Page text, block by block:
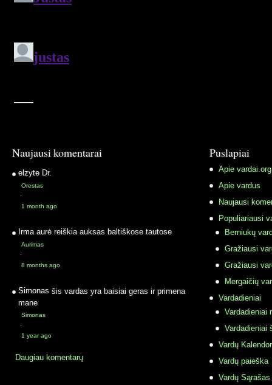
Naujausi komentarai
elzyte Dr.
Orestas
·
1 month ago
Irma aurė reiškia auksas baltiškose tautose
Aurimas
·
8 months ago
Simonas šis vardas yra baisiai geras ir primena
mane
Simonas
·
1 year ago
Daugiau komentarų
Puslapiai
Apie vardai.org
Apie vardus
Naujausi
Populiariausi
Berniukų
Gražiausi
Gražiausi
Mergaičių
Vardadieniai
Vardadieniai
Vardadieniai
Vardų
Vardų paieška
Vardų Sąrašas